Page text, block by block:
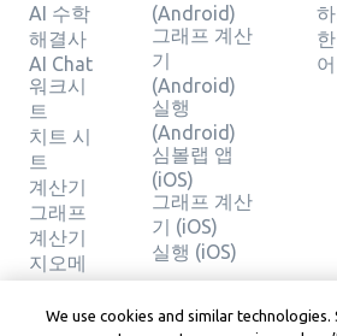
AI 수학
해결사
AI Chat
워크시
트
치트 시
트
계산기
그래프
계산기
지오메
트리 계
산기
(Android)
그래프 계산
기
(Android)
실행
(Android)
심볼랩 앱
(iOS)
그래프 계산
기 (iOS)
실행 (iOS)
어
We use cookies and similar technologies.